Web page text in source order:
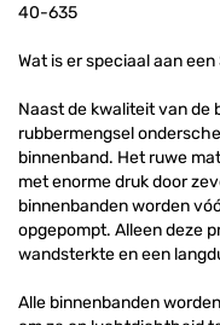
40-635
Wat is er speciaal aan
Naast de kwaliteit van de
rubbermengsel
binnenband. Het ruwe
met enorme druk door
binnenbanden worden
opgepompt. Alleen deze
wandsterkte en een
Alle binnenbanden